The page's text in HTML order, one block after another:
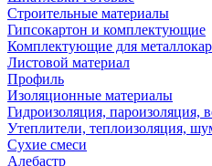
Строительные материалы
Гипсокартон и комплектующие
Комплектующие для
Листовой материал
Профиль
Изоляционные материалы
Гидроизоляция, пароизоляция,
Утеплители, теплоизоляция,
Сухие смеси
Алебастр